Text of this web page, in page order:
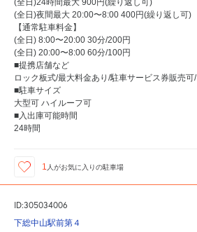
(全日)24時間最大 900円(繰り返し可)
(全日)夜間最大 20:00〜8:00 400円(繰り返し可)
【通常駐車料金】
(全日) 8:00〜20:00 30分/200円
(全日) 20:00〜8:00 60分/100円
■提携店舗など
ロック板式/最大料金あり/駐車サービス券販売可/
■駐車サイズ
大型可 ハイルーフ可
■入出庫可能時間
24時間
1 人がお気に入りの駐車場
ID:305034006
下総中山駅前第４